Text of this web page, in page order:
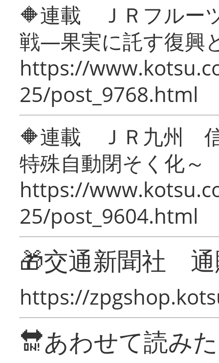
🔶連載 ＪＲフルー
戦―果実に託す復興
https://
25/post_9768.html
🔶連載 ＪＲ九州 信
特殊自動閉そく化～
https://
25/post_9604.html
🎁交通新聞社
https://
🔛あわせて読み